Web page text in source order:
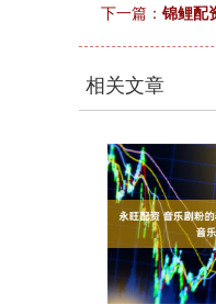
下一篇： 锦鲤配
相关文章